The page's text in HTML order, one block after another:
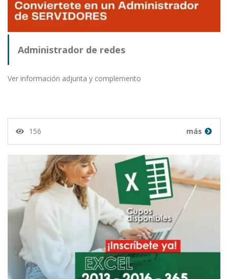
Administrador de redes
Ver información adjunta y complemento
156 más